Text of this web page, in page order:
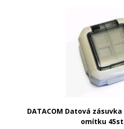
DATACOM Datová zásuvka
omítku